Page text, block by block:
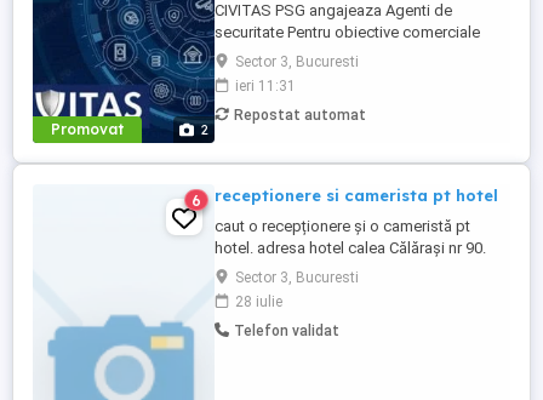
Promovat 2
CIVITAS PSG angajeaza Agenti de
securitate Pentru obiective comerciale
(magazine de haine din mall-urile din
Bucuresti) CONTACT: apel la numarul din
anunt Locatia: Park Lake, metrou Dristor
Tarif de 17,5 lei ora pentru inceput.
Garantam Salariu, program, ...
Sector 3, Bucuresti
ieri 11:31
Repostat automat
6 receptionere si camerista pt hotel
caut o recepționere și o cameristă pt
hotel. adresa hotel calea Călărași nr 90.
sec. 3 bucuresti
Sector 3, Bucuresti
28 iulie
Telefon validat